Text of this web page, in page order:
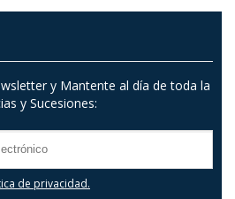
y Mantente al día de toda la
y Sucesiones:
de privacidad.